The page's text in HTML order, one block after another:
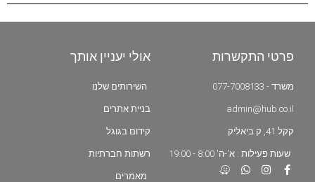
פרטי התקשרות
משרד - 077-7008133
admin@hub.co.il
קקל 41, ק.ביאליק
שעות פעילות : א'-ה' 8:00 - 19:00
אולי יעניין אותך
השירותים שלנו
בניית אתרים
קידום בגוגל
רשתות חברתיות
מאמרים